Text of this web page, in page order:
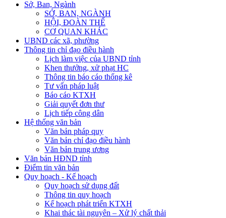
Sở, Ban, Ngành
SỞ, BAN, NGÀNH
HỘI, ĐOÀN THỂ
CƠ QUAN KHÁC
UBND các xã, phường
Thông tin chỉ đạo điều hành
Lịch làm việc của UBND tỉnh
Khen thưởng, xử phạt HC
Thông tin báo cáo thống kê
Tư vấn pháp luật
Báo cáo KTXH
Giải quyết đơn thư
Lịch tiếp công dân
Hệ thống văn bản
Văn bản pháp quy
Văn bản chỉ đạo điều hành
Văn bản trung ương
Văn bản HĐND tỉnh
Điểm tin văn bản
Quy hoạch - Kế hoạch
Quy hoạch sử dụng đất
Thông tin quy hoạch
Kế hoạch phát triển KTXH
Khai thác tài nguyên – Xử lý chất thải